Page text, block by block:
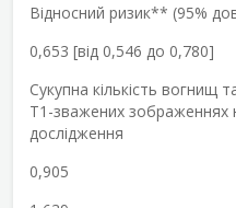
Відносний ризик** (95%
0,653 [від 0,546 до 0,780]
Сукупна кількість вогнищ
Т1-зважених зображеннях
дослідження
0,905